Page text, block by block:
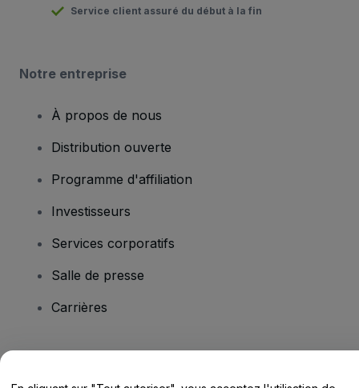
Service client assuré du début à la fin
Notre entreprise
À propos de nous
Distribution ouverte
Programme d'affiliation
Investisseurs
Services corporatifs
Salle de presse
Carrières